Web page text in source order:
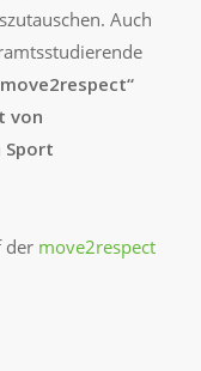
Auch
von
Sport
der move2respect